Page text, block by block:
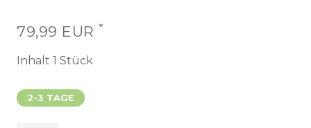
79,99 EUR *
Inhalt 1 Stück
2-3 TAGE